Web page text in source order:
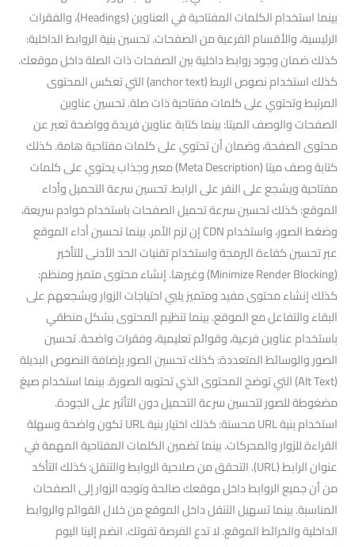
بينما استخدام الكلمات المفتاحية في العناوين (Headings)، والفقرات
الرئيسية، والأقسام الفرعية من الصفحات. تحسين بنية الروابط الداخلية:
كذلك ضمان وجود روابط داخلية بين الصفحات ذات الصلة داخل موقعك.
كذلك استخدام نصوص الربط (anchor text) التي تعكس المحتوى
المرتبط وتحتوي على كلمات مفتاحية ذات صلة. تحسين عناوين
الصفحات والوصف الميتا: بينما كتابة عناوين فريدة وواضحة تعبر عن
محتوى الصفحة، وضمان أن تحتوي على كلمات مفتاحية هامة. كذلك
كتابة وصف ميتا (Meta Description) معبر وجذاب يحتوي على كلمات
مفتاحية ويشجع على النقر على الرابط. تحسين سرعة التحميل وأداء
الموقع: كذلك تحسين سرعة تحميل الصفحات باستخدام خوادم سريعة،
وضغط الصور، واستخدام CDN إن لزم الأمر. بينما تحسين أداء الموقع
عبر تحسين كفاءة البرمجة واستخدام تقنيات الحد الأدنى للتأخير
(Minimize Render Blocking) وغيرها. إنشاء محتوى متميز ومنظم:
كذلك إنشاء محتوى مفيد ومتميز يلبي احتياجات الزوار ويشجعهم على
البقاء والتفاعل مع الموقع. بينما تنظيم المحتوى بشكل منطقي
باستخدام عناوين فرعية، وقوائم تعليمية، وفقرات واضحة. تحسين
الصور والوسائط المتعددة: كذلك تحسين الصور بإضافة النصوص البديلة
(Alt Text) التي توضح المحتوى الذي تحتويه الصورة. بينما استخدام صيغ
مضغوطة للصور لتحسين سرعة التحميل دون التأثير على الجودة.
استخدام بنية URL محسنة: كذلك اختيار بنية URL تكون واضحة وسهلة
القراءة للزوار والمحركات. بينما تضمين الكلمات المفتاحية المهمة في
عنوان الرابط (URL). التحقق من صلاحية الروابط والتنقل: كذلك التأكد
من أن جميع الروابط داخل موقعك صالحة وتوجه الزوار إلى الصفحات
المناسبة. بينما تسهيل التنقل داخل الموقع من خلال القوائم والروابط
الداخلية والخرائط الموقع. لا تدع الفرصة تفوتك. انضم إلينا اليوم